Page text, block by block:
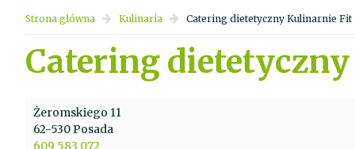
Strona główna Kulinaria Catering dietetyczny Kulinarnie Fit
Catering
Żeromskiego 11
62-530 Posada
609 583 072